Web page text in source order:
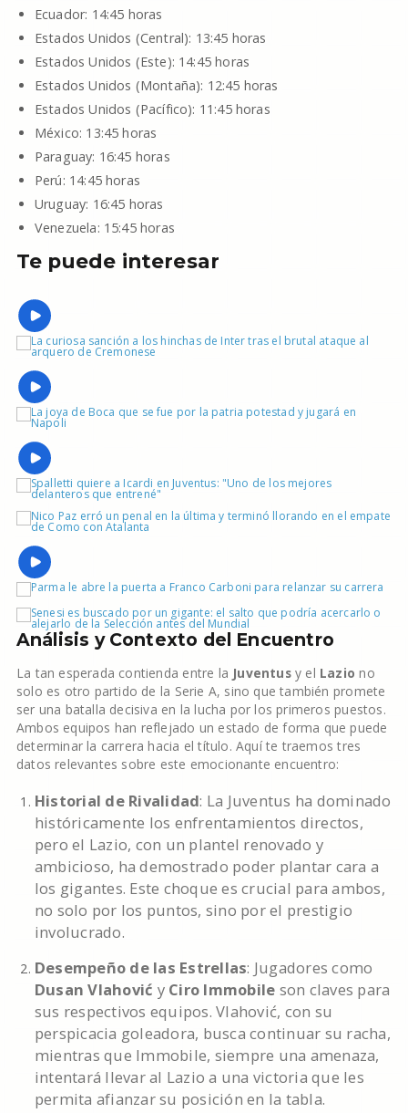
Ecuador: 14:45 horas
Estados Unidos (Central): 13:45 horas
Estados Unidos (Este): 14:45 horas
Estados Unidos (Montaña): 12:45 horas
Estados Unidos (Pacífico): 11:45 horas
México: 13:45 horas
Paraguay: 16:45 horas
Perú: 14:45 horas
Uruguay: 16:45 horas
Venezuela: 15:45 horas
Te puede interesar
Análisis y Contexto del Encuentro
La tan esperada contienda entre la Juventusy el Lazio no
solo es otro partido de la Serie A, sino que también promete
ser una batalla decisiva en la lucha por los primeros puestos.
Ambos equipos han reflejado un estado de forma que puede
determinar la carrera hacia el título. Aquí te traemos tres
datos relevantes sobre este emocionante encuentro:
Historial de Rivalidad: La Juventus ha dominado
históricamente los enfrentamientos directos,
pero el Lazio, con un plantel renovado y
ambicioso, ha demostrado poder plantar cara a
los gigantes. Este choque es crucial para ambos,
no solo por los puntos, sino por el prestigio
involucrado.
Desempeño de las Estrellas: Jugadores como
Dusan Vlahović y Ciro Immobile son claves para
sus respectivos equipos. Vlahović, con su
perspicacia goleadora, busca continuar su racha,
mientras que Immobile, siempre una amenaza,
intentará llevar al Lazio a una victoria que les
permita afianzar su posición en la tabla.